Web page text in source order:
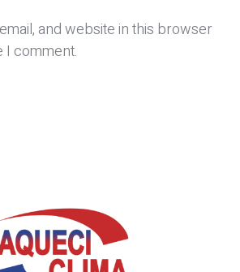
and website in this browser
I comment.